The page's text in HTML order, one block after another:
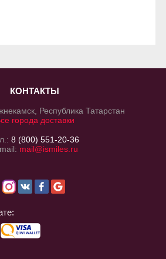
КОНТАКТЫ
Республика Татарстан
города доставки
8 (800) 551-20-36
mail@ismiles.ru